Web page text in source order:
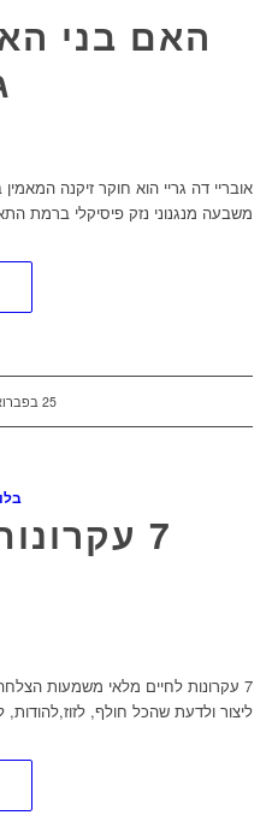
האם בני
אובריי דה גריי הוא חוקר זיקנה
משבעה מנגנוני נזק פיסיקלי ברמת
25 בפברואר 2017 /
7
7 עקרונות לחיים מלאי משמעות
ליצור ולדעת שהכל חולף, לזוז,להודות,